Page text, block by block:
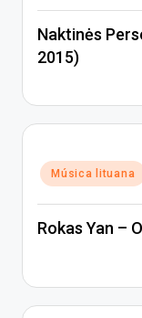
Naktinės
2015)
Posted
in
Música lituana
Rokas Yan –